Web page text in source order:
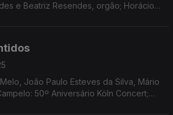
e Beatriz Resendes, orgão; Horácio
João Paulo Esteves da Silva, Mário
50º Aniversário Köln Concert;